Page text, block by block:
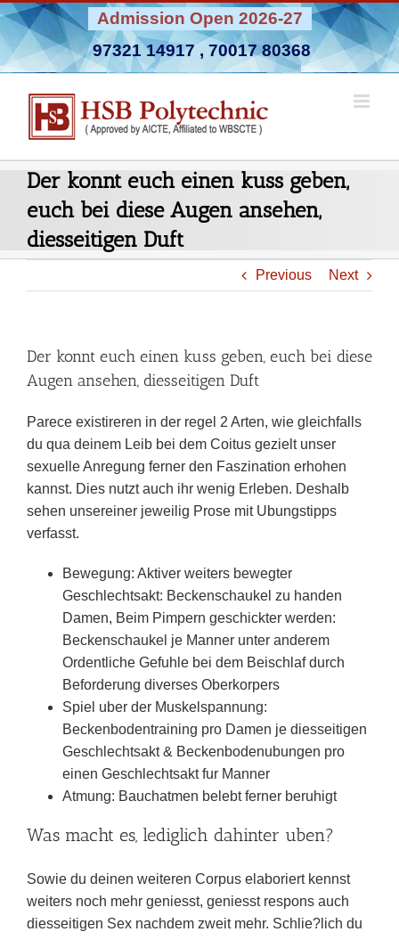
Skip
to
content
Admission Open 2026-27
97321 14917, 70017 80368
Der konnt euch einen kuss geben,
euch bei diese Augen ansehen,
diesseitigen Duft
Previous Next
Der konnt euch einen kuss geben, euch bei diese
Augen ansehen, diesseitigen Duft
Parece existireren in der regel 2 Arten, wie gleichfalls
du qua deinem Leib bei dem Coitus gezielt unser
sexuelle Anregung ferner den Faszination erhohen
kannst. Dies nutzt auch ihr wenig Erleben. Deshalb
sehen unsereiner jeweilig Prose mit Ubungstipps
verfasst.
Bewegung: Aktiver weiters bewegter
Geschlechtsakt: Beckenschaukel zu handen
Damen, Beim Pimpern geschickter werden:
Beckenschaukel je Manner unter anderem
Ordentliche Gefuhle bei dem Beischlaf durch
Beforderung diverses Oberkorpers
Spiel uber der Muskelspannung:
Beckenbodentraining pro Damen je diesseitigen
Geschlechtsakt & Beckenbodenubungen pro
einen Geschlechtsakt fur Manner
Atmung: Bauchatmen belebt ferner beruhigt
Was macht es, lediglich dahinter uben?
Sowie du deinen weiteren Corpus elaboriert kennst
weiters noch mehr geniesst, geniesst respons auch
diesseitigen Sex nachdem zweit mehr. Schlie?lich du